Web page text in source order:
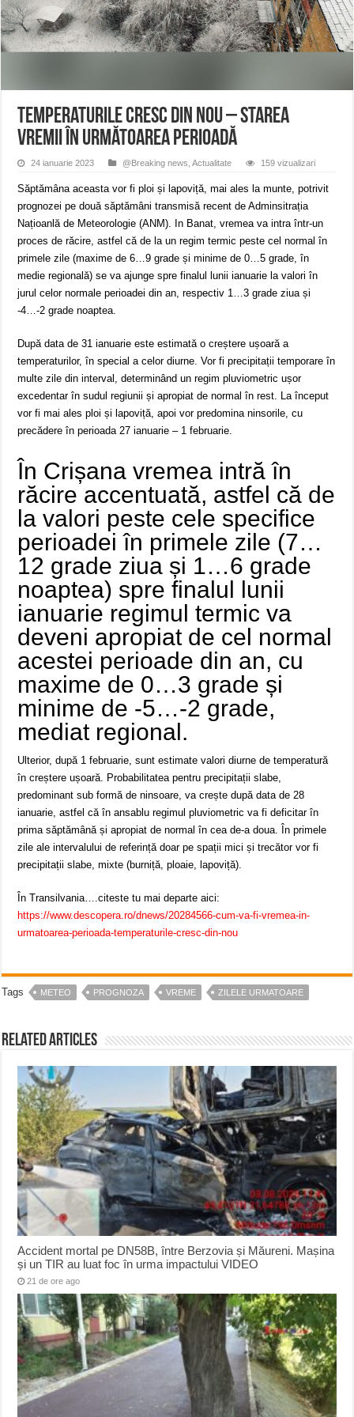
ANUNȚ OPRIRE APĂ în Reșița – avarie – 04.08.2026 – str. Văliugului și
ANUNŢ OPRIRE APĂ în CARANSEBEȘ – 04.08.2026 – avarie – Calea
Temperaturile cresc din nou – Starea
vremii în următoarea perioadă
24 ianuarie 2023 @Breaking news ,Actualitate 159 vizualizari
Săptămâna aceasta vor fi ploi și lapoviță, mai ales la munte, potrivit
prognozei pe două săptămâni transmisă recent de Adminsitrația
Națioanlă de Meteorologie (ANM). In Banat, vremea va intra într-un
proces de răcire, astfel că de la un regim termic peste cel normal în
primele zile (maxime de 6…9 grade și minime de 0…5 grade, în
medie regională) se va ajunge spre finalul lunii ianuarie la valori în
jurul celor normale perioadei din an, respectiv 1…3 grade ziua și
-4…-2 grade noaptea.
După data de 31 ianuarie este estimată o creștere ușoară a
temperaturilor, în special a celor diurne. Vor fi precipitații temporare în
multe zile din interval, determinând un regim pluviometric ușor
excedentar în sudul regiunii și apropiat de normal în rest. La început
vor fi mai ales ploi și lapoviță, apoi vor predomina ninsorile, cu
precădere în perioada 27 ianuarie – 1 februarie.
În Crișana vremea intră în
răcire accentuată, astfel că de
la valori peste cele specifice
perioadei în primele zile (7…
12 grade ziua și 1…6 grade
noaptea) spre finalul lunii
ianuarie regimul termic va
deveni apropiat de cel normal
acestei perioade din an, cu
maxime de 0…3 grade și
minime de -5…-2 grade,
mediat regional.
Ulterior, după 1 februarie, sunt estimate valori diurne de temperatură
în creștere ușoară. Probabilitatea pentru precipitații slabe,
predominant sub formă de ninsoare, va crește după data de 28
ianuarie, astfel că în ansablu regimul pluviometric va fi deficitar în
prima săptămână și apropiat de normal în cea de-a doua. În primele
zile ale intervalului de referință doar pe spații mici și trecător vor fi
precipitații slabe, mixte (burniță, ploaie, lapoviță).
În Transilvania….citeste tu mai departe aici:
https://www.descopera.ro/dnews/20284566-cum-va-fi-vremea-in-
urmatoarea-perioada-temperaturile-cresc-din-nou
Tags METEO PROGNOZA VREME ZILELE URMATOARE
Related Articles
Accident mortal pe DN58B, între Berzovia și Măureni. Mașina
și un TIR au luat foc în urma impactului VIDEO
21 de ore ago